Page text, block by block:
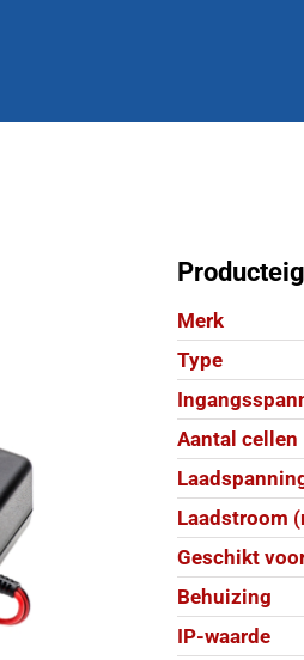
Merk
Type
Aantal cellen
Laadstroom
Geschikt
Behuizing
IP-waarde